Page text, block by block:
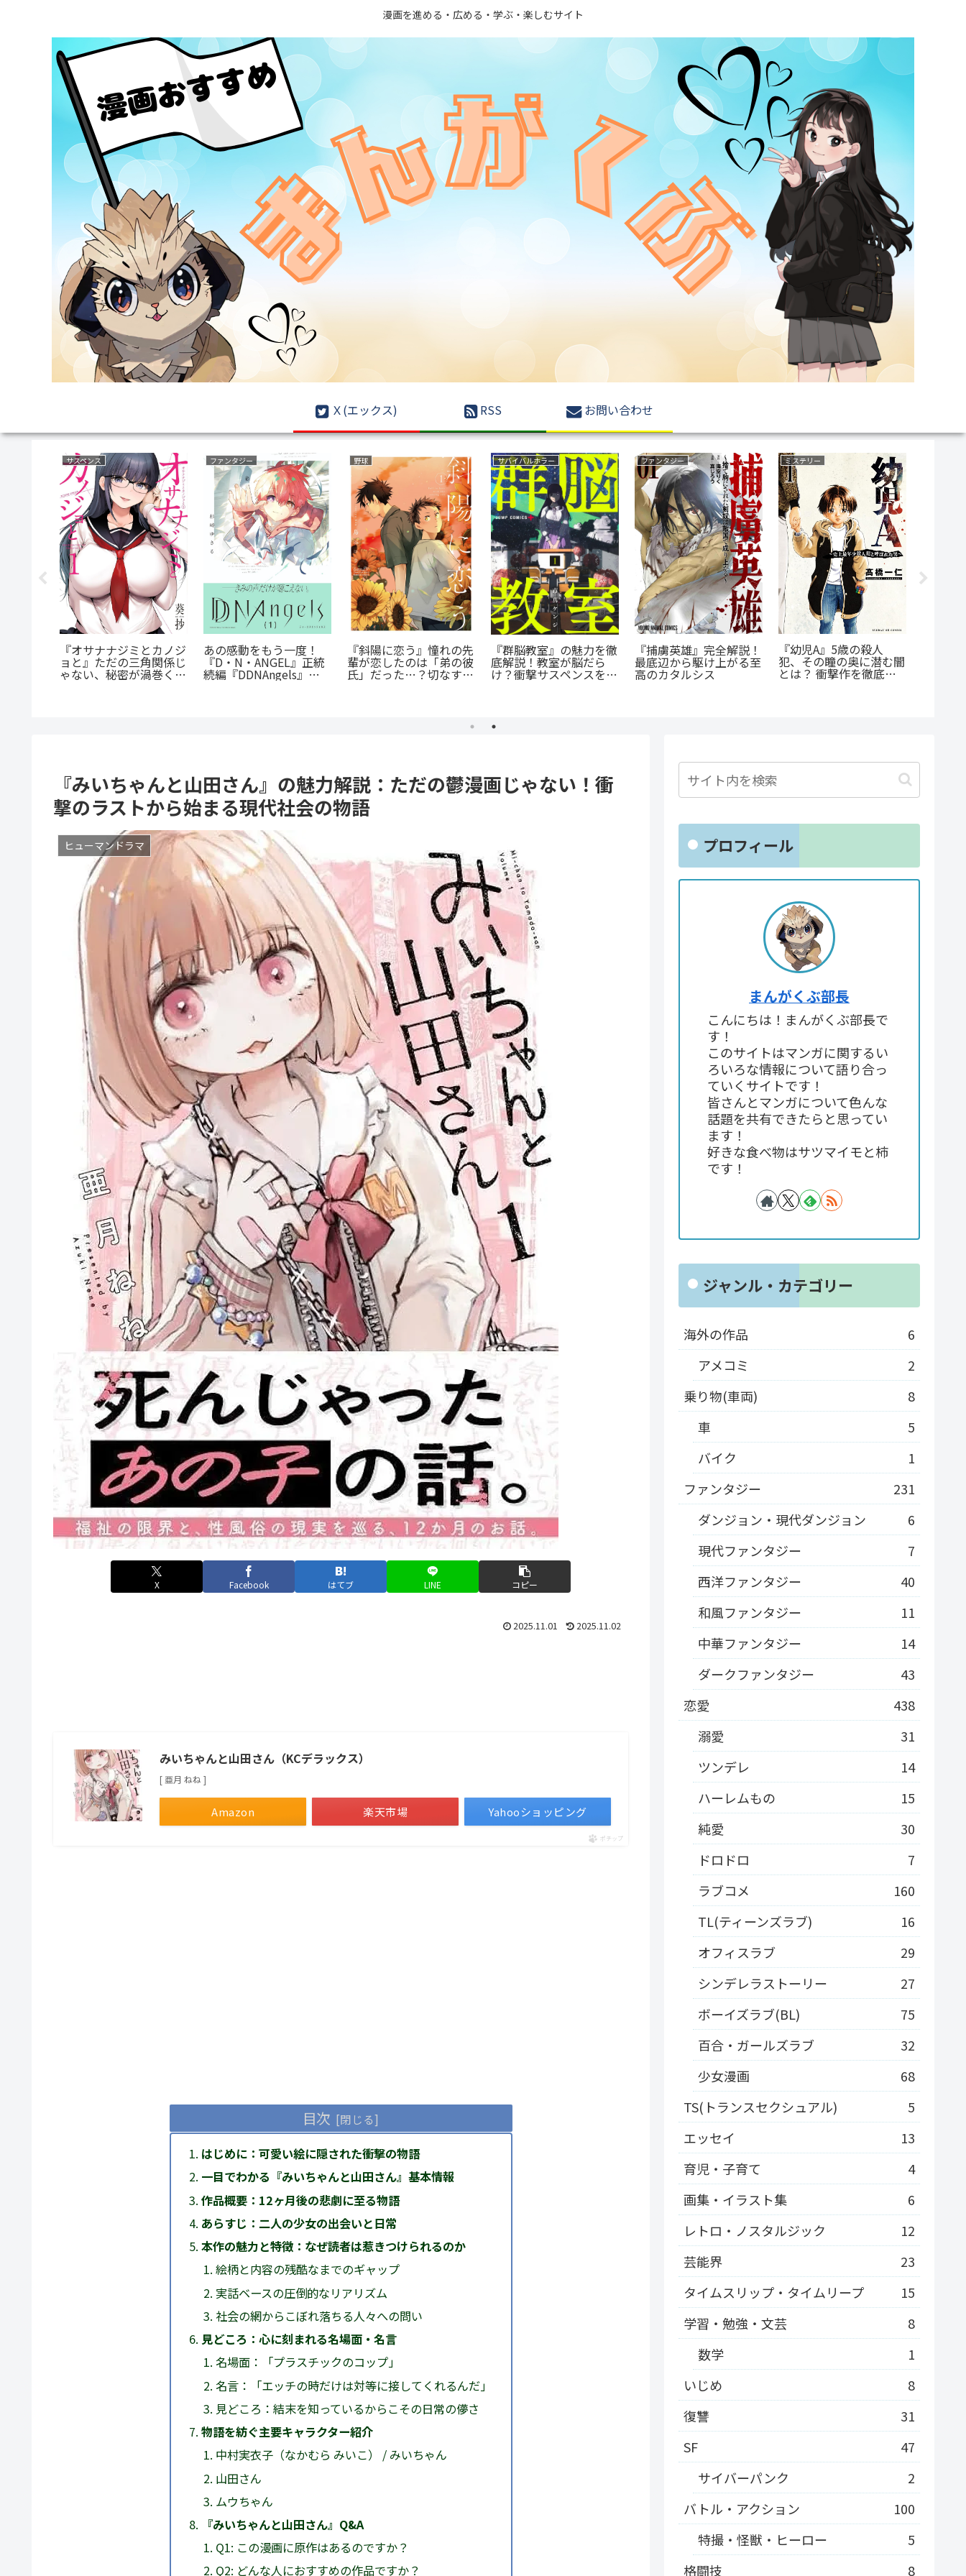
漫画を進める・広める・学ぶ・楽しむサイト
Ｘ(エックス) RSS お問い合わせ
ボーイズラブ(BL)
『たまらないのは恋なの
か』徹底解説：王道の
復讐
《65歳の老人が超人
に！？》『山岳超人マツ
オカ』のあらすじ紹介：
戦慄と謎に満ちた山岳殺
異世界もの(転生・転移・成り上がり・異世界ファンタジー)
「花言葉」と連携する転
生ファンタジー：『君に
贈るキヅタ』完全解説
育児・子育て
蒼井まもる『ふつうの女
の子』レビュー。母とし
ての葛藤と、娘の成長に
恋愛
公私で変わる凄まじいギ
ャップ『志乃と恋』のあ
らすじ徹底紹介！甘くて
尊い百合の世界へ
ラブコメ
『たろうのまにまに』徹
底紹介！クズなヒモ男に
沼る人続出の理由と「ま
にまに」の意味とは？
『みいちゃんと山田さん』の魅力解説：ただの鬱漫画じゃない！衝
撃のラストから始まる現代社会の物語
ヒューマンドラマ
X Facebook はてブ LINE コピー
2025.11.01 2025.11.02
みいちゃんと山田さん（KCデラックス）
[ 亜月 ねね ]
Amazon 楽天市場 Yahooショッピング
ポチップ
目次
はじめに：可愛い絵に隠された衝撃の物語
一目でわかる『みいちゃんと山田さん』基本情報
作品概要：12ヶ月後の悲劇に至る物語
あらすじ：二人の少女の出会いと日常
本作の魅力と特徴：なぜ読者は惹きつけられるのか
絵柄と内容の残酷なまでのギャップ
実話ベースの圧倒的なリアリズム
社会の網からこぼれ落ちる人々への問い
見どころ：心に刻まれる名場面・名言
名場面：「プラスチックのコップ」
名言：「エッチの時だけは対等に接してくれるんだ」
見どころ：結末を知っているからこその日常の儚さ
物語を紡ぐ主要キャラクター紹介
中村実衣子（なかむら みいこ） / みいちゃん
山田さん
ムウちゃん
『みいちゃんと山田さん』Q&A
Q1: この漫画に原作はあるのですか？
Q2: どんな人におすすめの作品ですか？
プロフィール
まんがくぶ部長
こんにちは！まんがくぶ部長で
す！
このサイトはマンガに関するい
ろいろな情報について語り合っ
ていくサイトです！
皆さんとマンガについて色んな
話題を共有できたらと思ってい
ます！
好きな食べ物はサツマイモと柿
です！
ジャンル・カテゴリー
海外の作品
6
アメコミ
2
乗り物(車両)
8
車
5
バイク
1
ファンタジー
231
ダンジョン・現代ダンジョン
6
現代ファンタジー
7
西洋ファンタジー
40
和風ファンタジー
11
中華ファンタジー
14
ダークファンタジー
43
恋愛
438
溺愛
31
ツンデレ
14
ハーレムもの
15
純愛
30
ドロドロ
7
ラブコメ
160
TL(ティーンズラブ)
16
オフィスラブ
29
シンデレラストーリー
27
ボーイズラブ(BL)
75
百合・ガールズラブ
32
少女漫画
68
TS(トランスセクシュアル)
5
エッセイ
13
育児・子育て
4
画集・イラスト集
6
レトロ・ノスタルジック
12
芸能界
23
タイムスリップ・タイムリープ
15
学習・勉強・文芸
8
数学
1
いじめ
8
復讐
31
SF
47
サイバーパンク
2
バトル・アクション
100
特撮・怪獣・ヒーロー
5
格闘技
8